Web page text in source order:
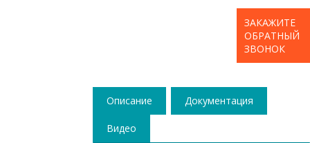
ЗАКАЖИТЕ
ОБРАТНЫЙ
ЗВОНОК
Описание Документация
Видео